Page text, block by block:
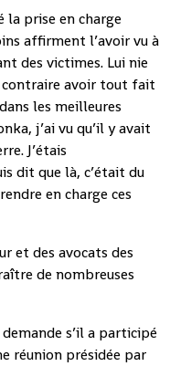
la prise en charge
affirment l’avoir vu à
des victimes. Lui nie
contraire avoir tout fait
les meilleures
j’ai vu qu’il y avait
J’étais
dit que là, c’était du
en charge ces
et des avocats des
de nombreuses
s’il a participé
réunion présidée par